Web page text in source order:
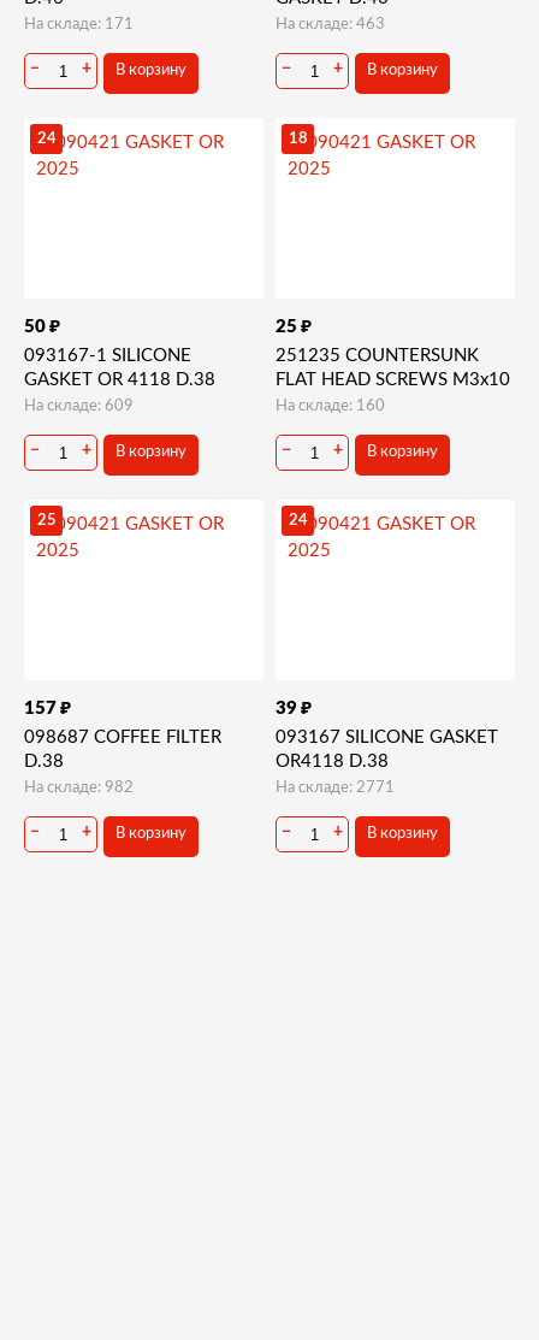
На складе: 171
− + В корзину
На складе: 463
− + В корзину
24
50 ₽
093167-1 SILICONE
GASKET OR 4118 D.38
На складе: 609
− + В корзину
18
25 ₽
251235 COUNTERSUNK
FLAT HEAD SCREWS M3x10
На складе: 160
− + В корзину
25
157 ₽
098687 COFFEE FILTER
D.38
На складе: 982
− + В корзину
24
39 ₽
093167 SILICONE GASKET
OR4118 D.38
На складе: 2771
− + В корзину